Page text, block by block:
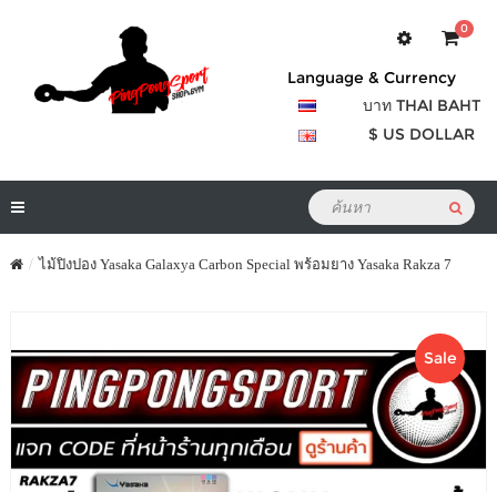
0
Language & Currency
บาท THAI BAHT
$ US DOLLAR
ไม้ปิงปอง Yasaka Galaxya Carbon Special พร้อมยาง Yasaka Rakza 7
Sale